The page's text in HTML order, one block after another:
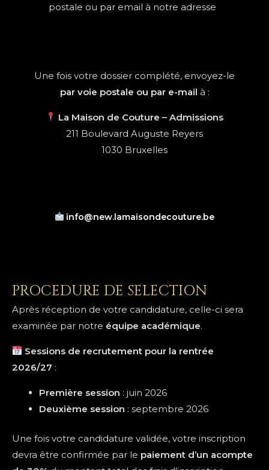
postale ou par email à notre adresse
Une fois votre dossier complété, envoyez-le
par voie postale ou par e-mail à :
La Maison de Couture – Admissions
211 Boulevard Auguste Reyers
1030 Bruxelles
info@new.lamaisondecouture.be
PROCEDURE DE SELECTION
Après réception de votre candidature, celle-ci sera
examinée par notre équipe académique.
Sessions de recrutement pour la rentrée
2026/27 :
Première session : juin 2026
Deuxième session : septembre 2026
Une fois votre candidature validée, votre inscription
devra être confirmée par le paiement d’un acompte